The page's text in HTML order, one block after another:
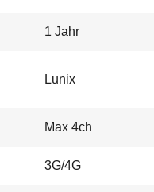
1 Jahr
Lunix
Max 4ch
3G/4G